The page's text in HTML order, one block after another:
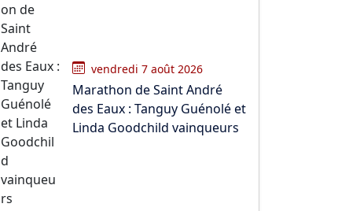
vendredi 7 août 2026
Marathon de Saint André
des Eaux : Tanguy Guénolé et
Linda Goodchild vainqueurs